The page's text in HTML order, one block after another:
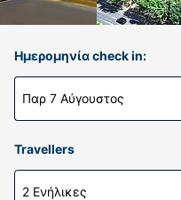
Ημερομηνία check in:
Παρ 7 Αύγουστος
Travellers
2 Ενήλικες